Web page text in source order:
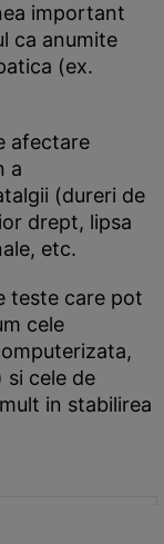
important
ca anumite
(ex.
afectare
a
(dureri de
drept, lipsa
etc.
teste care pot
cele
cele de
in stabilirea